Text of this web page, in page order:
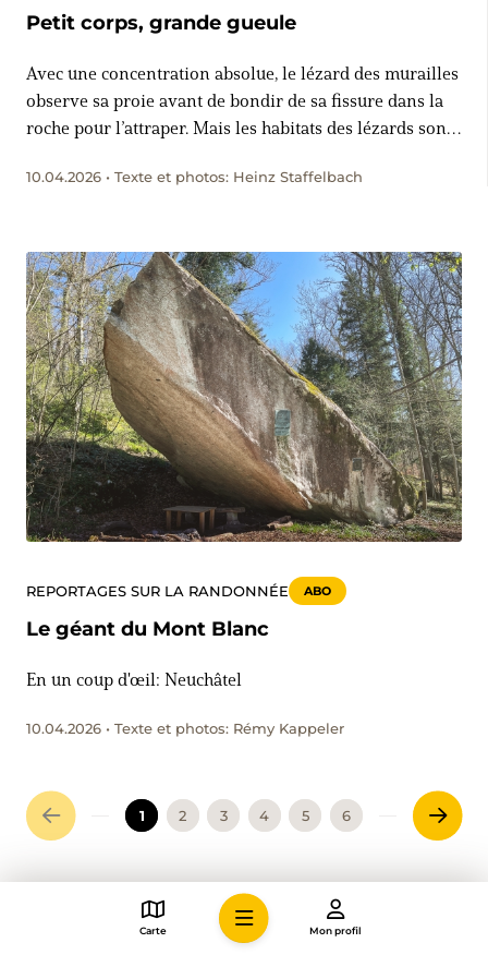
Petit corps, grande gueule
Avec une concentration absolue, le lézard des murailles
observe sa proie avant de bondir de sa fissure dans la
roche pour l’attraper. Mais les habitats des lézards sont
Schenkenberg permet toutefois encore de les observer.
10.04.2026 • Texte et photos: Heinz Staffelbach
REPORTAGES SUR LA RANDONNÉE ABO
Le géant du Mont Blanc
En un coup d'œil: Neuchâtel
10.04.2026 • Texte et photos: Rémy Kappeler
1 2 3 4 5 6
Carte Mon profil